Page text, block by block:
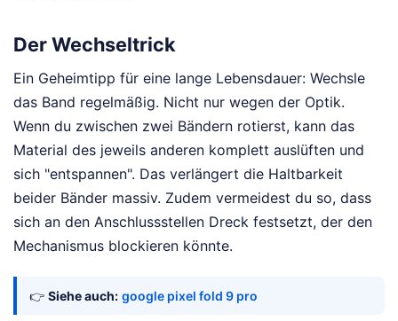
Der Wechseltrick
Ein Geheimtipp für eine lange Lebensdauer: Wechsle
das Band regelmäßig. Nicht nur wegen der Optik.
Wenn du zwischen zwei Bändern rotierst, kann das
Material des jeweils anderen komplett auslüften und
sich "entspannen". Das verlängert die Haltbarkeit
beider Bänder massiv. Zudem vermeidest du so, dass
sich an den Anschlussstellen Dreck festsetzt, der den
Mechanismus blockieren könnte.
👉 Siehe auch: google pixel fold 9 pro